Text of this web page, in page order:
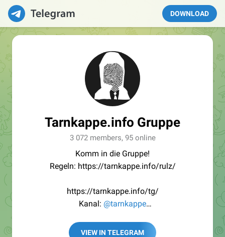
DOWNLOAD
Tarnkappe.info Gruppe
3 072 members, 95 online
Komm in die Gruppe!
Regeln: https://tarnkappe.info/rulz/
https://tarnkappe.info/tg/
Kanal: @tarnkappe
Best of:@bestoftarnkappe
VIEW IN TELEGRAM